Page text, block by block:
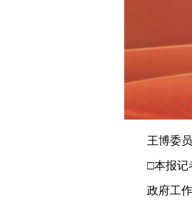
王博委员
□本报记
政府工